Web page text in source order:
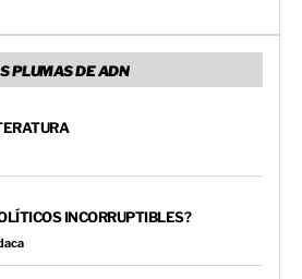
PLUMAS DE ADN
INCORRUPTIBLES?